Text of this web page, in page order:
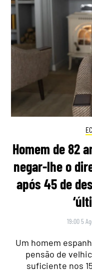
Homem de 82
negar-lhe o
após 45 de
19:00 5
Um homem
pensão de
suficiente nos